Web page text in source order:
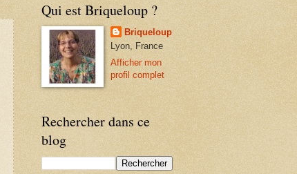
Qui est Briqueloup ?
Briqueloup
Lyon, France
Afficher mon
profil complet
Rechercher dans ce
blog